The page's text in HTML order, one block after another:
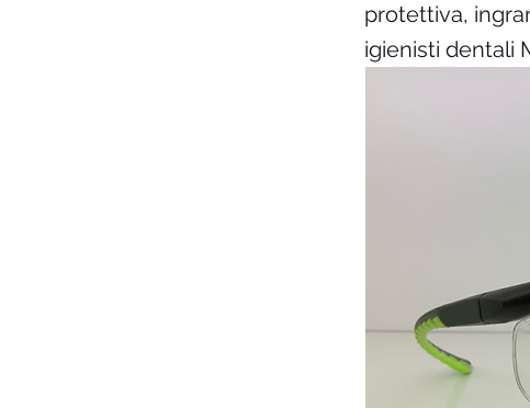
protettiva,
igienisti dentali